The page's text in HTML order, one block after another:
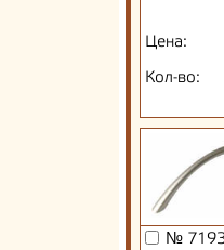
Цена:
Кол-во:
№